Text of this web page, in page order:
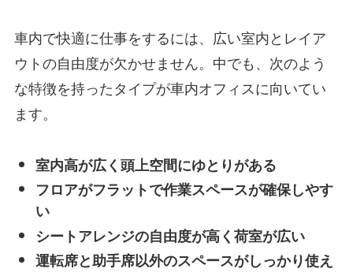
車内で快適に仕事をするには、広い室内とレイア
ウトの自由度が欠かせません。中でも、次のよう
な特徴を持ったタイプが車内オフィスに向いてい
ます。
室内高が広く頭上空間にゆとりがある
フロアがフラットで作業スペースが確保しやす
い
シートアレンジの自由度が高く荷室が広い
運転席と助手席以外のスペースがしっかり使え